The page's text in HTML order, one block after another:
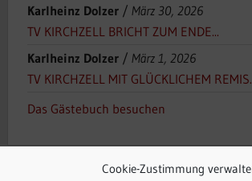
Cookie-Zustimmung
Karlheinz Dolzer/ März 30, 2026
TV KIRCHZELL BRICHT ZUM ENDE...
Karlheinz Dolzer/ März 1, 2026
TV KIRCHZELL MIT GLÜCKLICHEM
Das Gästebuch besuchen